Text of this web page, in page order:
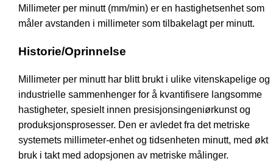
Millimeter per minutt (mm/min) er en hastighetsenhet som
måler avstanden i millimeter som tilbakelagt per minutt.
Historie/Oprinnelse
Millimeter per minutt har blitt brukt i ulike vitenskapelige og
industrielle sammenhenger for å kvantifisere langsomme
hastigheter, spesielt innen presisjonsingeniørkunst og
produksjonsprosesser. Den er avledet fra det metriske
systemets millimeter-enhet og tidsenheten minutt, med økt
bruk i takt med adopsjonen av metriske målinger.